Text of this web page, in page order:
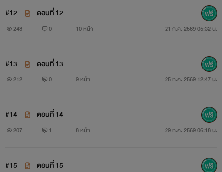
#12 ตอนที่ 12
248 0 10 หน้า 21 ก.ค. 2569 05:32 น.
#13 ตอนที่ 13
212 0 9 หน้า 25 ก.ค. 2569 12:47 น.
#14 ตอนที่ 14
207 1 8 หน้า 29 ก.ค. 2569 06:18 น.
#15 ตอนที่ 15